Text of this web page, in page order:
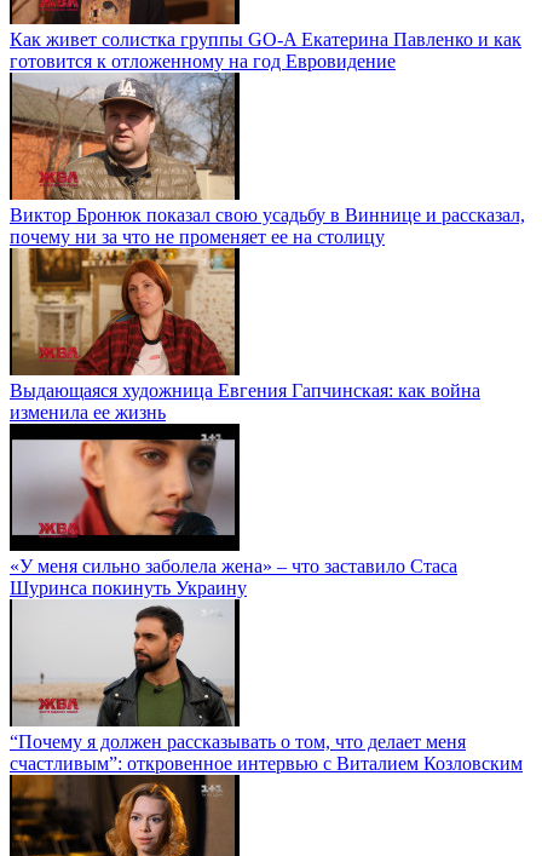
Как живет солистка группы GO-A Екатерина Павленко и как
готовится к отложенному на год Евровидение
Виктор Бронюк показал свою усадьбу в Виннице и рассказал,
почему ни за что не променяет ее на столицу
Выдающаяся художница Евгения Гапчинская: как война
изменила ее жизнь
«У меня сильно заболела жена» – что заставило Стаса
Шуринса покинуть Украину
“Почему я должен рассказывать о том, что делает меня
счастливым”: откровенное интервью с Виталием Козловским